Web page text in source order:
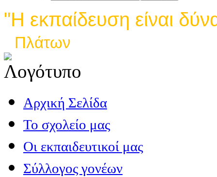
"Η εκπαίδευση είναι
Πλάτων
Αρχική Σελίδα
Το σχολείο μας
Οι εκπαιδευτικοί μας
Σύλλογος γονέων